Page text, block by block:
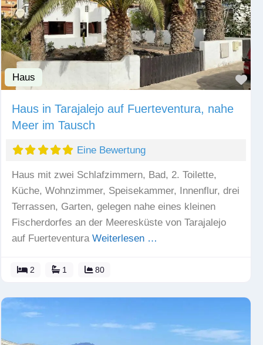
Haus
Haus in Tarajalejo auf Fuerteventura, nahe
Meer im Tausch
Eine Bewertung
Haus mit zwei Schlafzimmern, Bad, 2. Toilette,
Küche, Wohnzimmer, Speisekammer, Innenflur, drei
Terrassen, Garten, gelegen nahe eines kleinen
Fischerdorfes an der Meeresküste von Tarajalejo
auf Fuerteventura Weiterlesen …
2 1 80